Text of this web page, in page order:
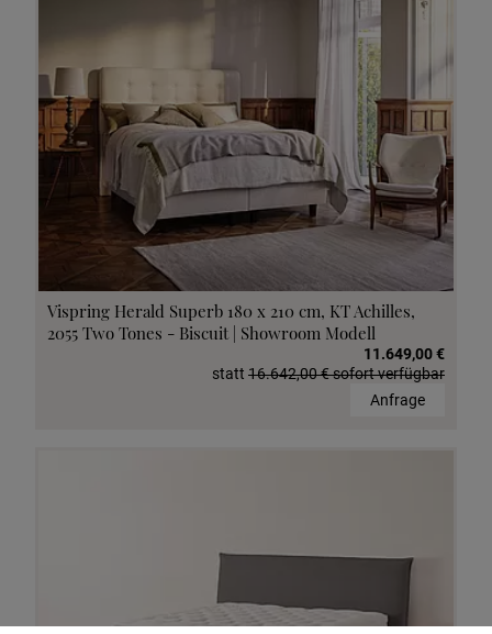
Vispring Herald Superb 180 x 210 cm, KT Achilles,
2055 Two Tones - Biscuit | Showroom Modell
11.649,00 €
statt 16.642,00 € sofort verfügbar
Anfrage